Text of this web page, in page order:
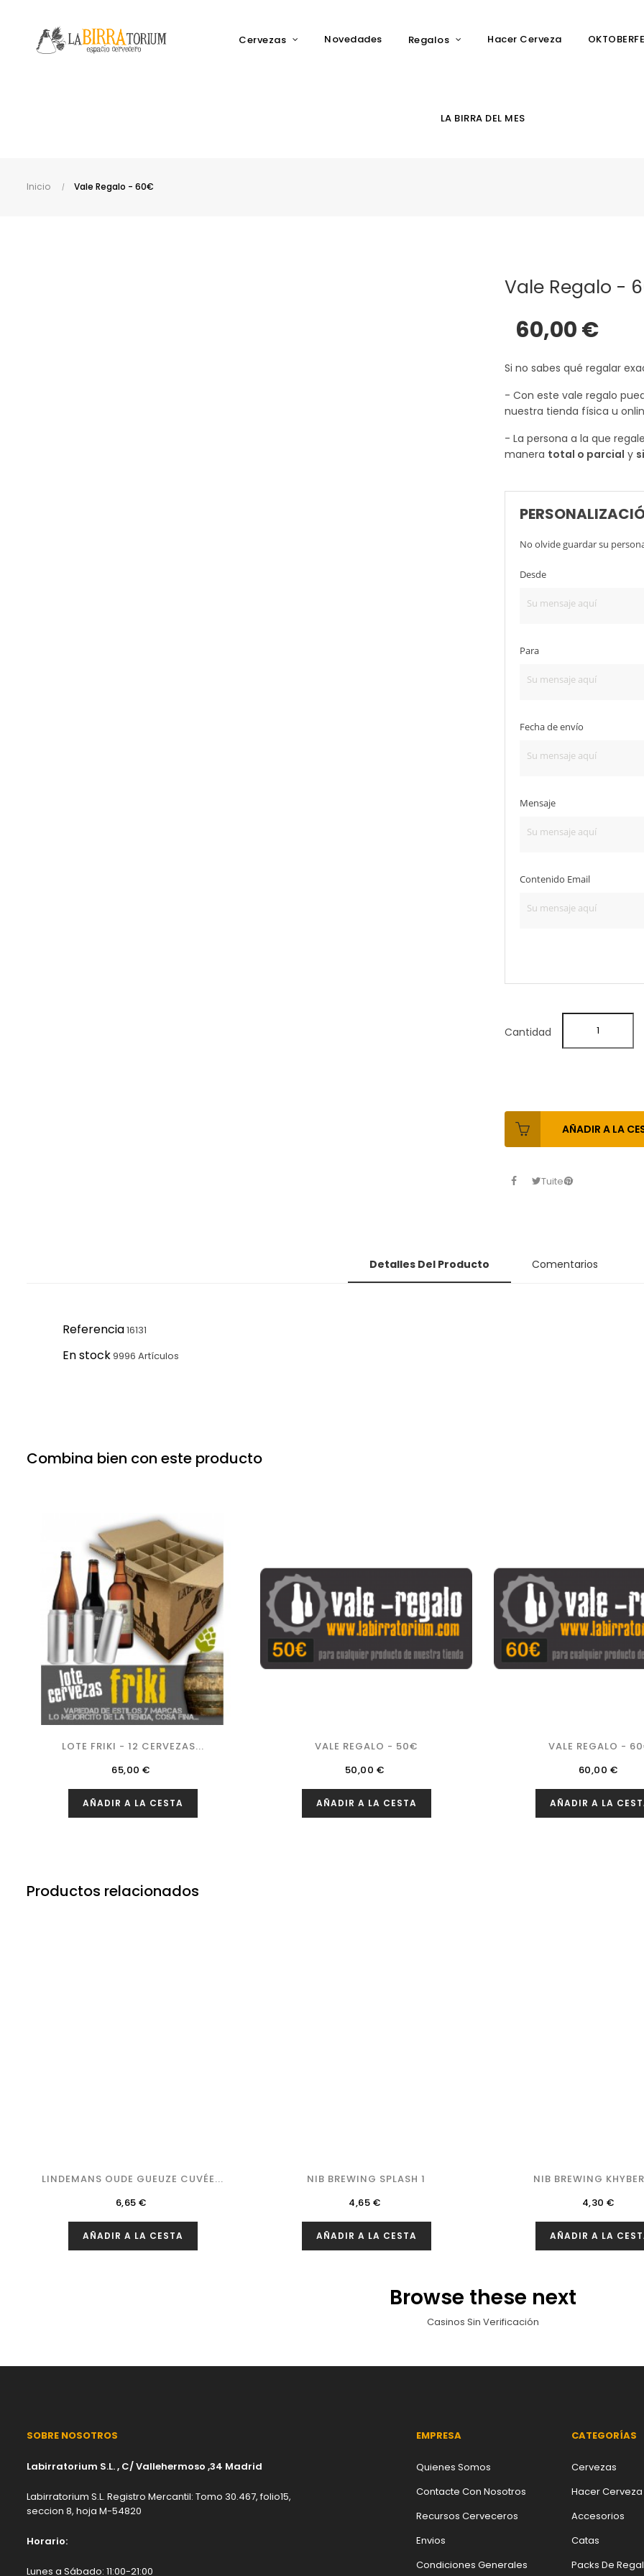
Cervezas Novedades Regalos Hacer Cerveza
LA BIRRA DEL MES
Inicio Vale Regalo - 60€
Vale Regalo -
60,00 €
Si no sabes qué regalar
- Con este vale regalo
nuestra tienda física u
- La persona a la que
manera total o parcial y
No olvide guardar su
Desde
Para
Fecha de envío
Mensaje
Contenido Email
Cantidad
AÑADIR A LA
Tuitear
Detalles Del Producto Comentarios
Referencia16131
En stock9996 Artículos
Combina bien con este producto
LOTE FRIKI - 12 CERVEZAS...
Precio
65,00 €
AÑADIR A LA CESTA
VALE REGALO - 50€
Precio
50,00 €
AÑADIR A LA CESTA
VALE REGALO -
Precio
60,00 €
AÑADIR A LA
Productos relacionados
LINDEMANS OUDE GUEUZE CUVÉE...
Precio
6,65 €
AÑADIR A LA CESTA
NIB BREWING SPLASH 1
Precio
4,65 €
AÑADIR A LA CESTA
NIB BREWING
Precio
4,30 €
AÑADIR A LA
Browse these next
Casinos Sin Verificación
SOBRE NOSOTROS
Labirratorium S.L. , C/ Vallehermoso ,34 Madrid
Labirratorium S.L. Registro Mercantil: Tomo 30.467, folio15,
seccion 8, hoja M-54820
Horario:
Lunes a Sábado: 11:00-21:00
EMPRESA
Quienes Somos
Contacte Con Nosotros
Recursos Cerveceros
Envios
Condiciones Generales
CATEGORÍAS
Cervezas
Hacer Cerveza
Accesorios
Catas
Packs De